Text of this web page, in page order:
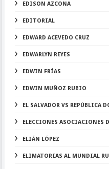
EDISON AZCONA
EDITORIAL
EDWARD ACEVEDO CRUZ
EDWARLYN REYES
EDWIN FRÍAS
EDWIN MUÑOZ RUBIO
EL SALVADOR VS REPÚBLICA
ELECCIONES ASOCIACIONES
ELIÁN LÓPEZ
ELIMATORIAS AL MUNDIAL